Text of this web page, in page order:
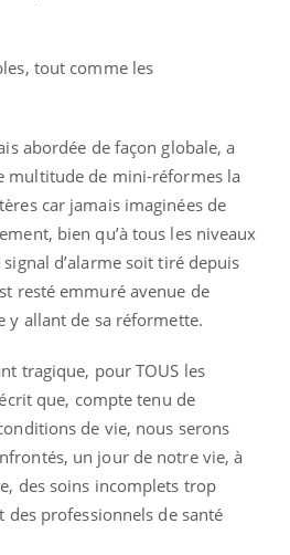
tout comme les
abordée de façon globale, a
multitude de mini-réformes la
car jamais imaginées de
bien qu’à tous les niveaux
d’alarme soit tiré depuis
resté emmuré avenue de
y allant de sa réformette.
tragique, pour TOUS les
que, compte tenu de
de vie, nous serons
un jour de notre vie, à
des soins incomplets trop
professionnels de santé